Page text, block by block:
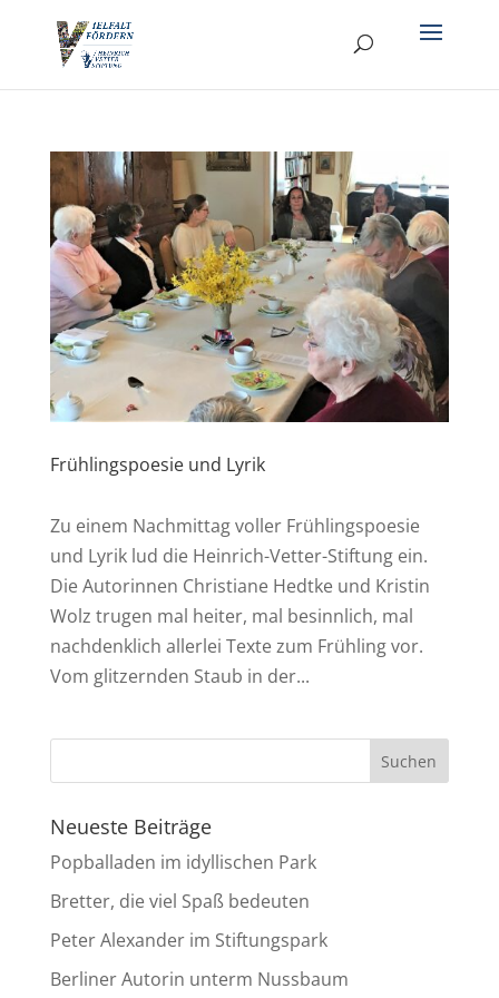
Frühlingspoesie und Lyrik
Zu einem Nachmittag voller Frühlingspoesie
und Lyrik lud die Heinrich-Vetter-Stiftung ein.
Die Autorinnen Christiane Hedtke und Kristin
Wolz trugen mal heiter, mal besinnlich, mal
nachdenklich allerlei Texte zum Frühling vor.
Vom glitzernden Staub in der...
Neueste Beiträge
Popballaden im idyllischen Park
Bretter, die viel Spaß bedeuten
Peter Alexander im Stiftungspark
Berliner Autorin unterm Nussbaum